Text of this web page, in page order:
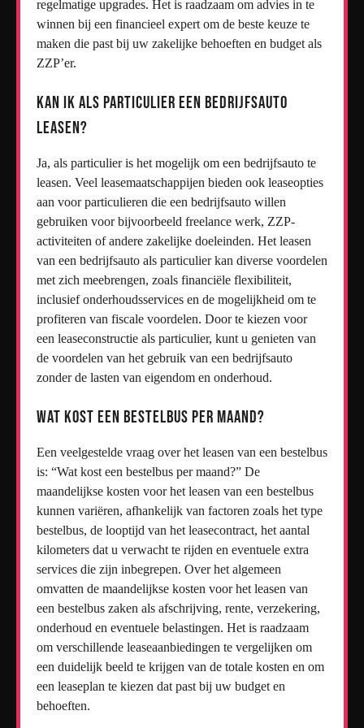
regelmatige upgrades. Het is raadzaam om advies in te
winnen bij een financieel expert om de beste keuze te
maken die past bij uw zakelijke behoeften en budget als
ZZP’er.
Kan ik als particulier een bedrijfsauto
leasen?
Ja, als particulier is het mogelijk om een bedrijfsauto te
leasen. Veel leasemaatschappijen bieden ook leaseopties
aan voor particulieren die een bedrijfsauto willen
gebruiken voor bijvoorbeeld freelance werk, ZZP-
activiteiten of andere zakelijke doeleinden. Het leasen
van een bedrijfsauto als particulier kan diverse voordelen
met zich meebrengen, zoals financiële flexibiliteit,
inclusief onderhoudsservices en de mogelijkheid om te
profiteren van fiscale voordelen. Door te kiezen voor
een leaseconstructie als particulier, kunt u genieten van
de voordelen van het gebruik van een bedrijfsauto
zonder de lasten van eigendom en onderhoud.
Wat kost een bestelbus per maand?
Een veelgestelde vraag over het leasen van een bestelbus
is: “Wat kost een bestelbus per maand?” De
maandelijkse kosten voor het leasen van een bestelbus
kunnen variëren, afhankelijk van factoren zoals het type
bestelbus, de looptijd van het leasecontract, het aantal
kilometers dat u verwacht te rijden en eventuele extra
services die zijn inbegrepen. Over het algemeen
omvatten de maandelijkse kosten voor het leasen van
een bestelbus zaken als afschrijving, rente, verzekering,
onderhoud en eventuele belastingen. Het is raadzaam
om verschillende leaseaanbiedingen te vergelijken om
een duidelijk beeld te krijgen van de totale kosten en om
een leaseplan te kiezen dat past bij uw budget en
behoeften.